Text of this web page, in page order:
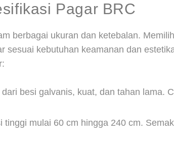
Pagar BRC
berbagai ukuran dan ketebalan.
sesuai kebutuhan keamanan dan
dari besi galvanis, kuat, dan tahan lama.
tinggi mulai 60 cm hingga 240 cm.